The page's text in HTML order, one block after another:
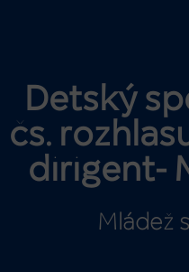
Detský
čs.
dirigent-
Mládež